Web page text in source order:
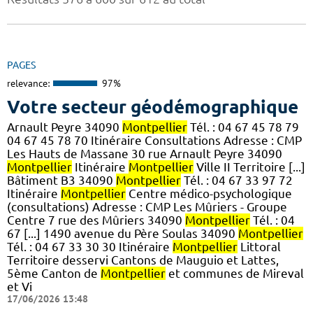
PAGES
relevance: 97%
Votre secteur géodémographique
Arnault Peyre 34090 Montpellier Tél. : 04 67 45 78 79
04 67 45 78 70 Itinéraire Consultations Adresse : CMP
Les Hauts de Massane 30 rue Arnault Peyre 34090
Montpellier Itinéraire Montpellier Ville II Territoire [...]
Bâtiment B3 34090 Montpellier Tél. : 04 67 33 97 72
Itinéraire Montpellier Centre médico-psychologique
(consultations) Adresse : CMP Les Mûriers - Groupe
Centre 7 rue des Mûriers 34090 Montpellier Tél. : 04
67 [...] 1490 avenue du Père Soulas 34090 Montpellier
Tél. : 04 67 33 30 30 Itinéraire Montpellier Littoral
Territoire desservi Cantons de Mauguio et Lattes,
5ème Canton de Montpellier et communes de Mireval
et Vi
17/06/2026 13:48